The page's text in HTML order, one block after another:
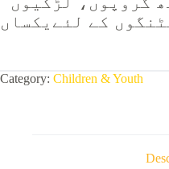
کے لئےیکساں
Category: Children & Youth